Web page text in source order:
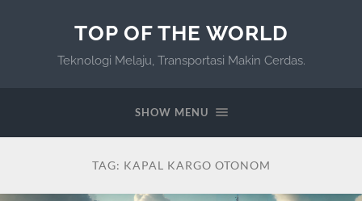
TOP OF THE WORLD
Teknologi Melaju, Transportasi Makin Cerdas.
SHOW MENU
TAG: KAPAL KARGO OTONOM